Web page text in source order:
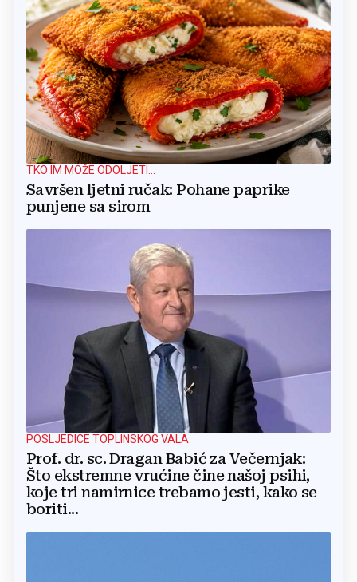
TKO IM MOŽE ODOLJETI...
Savršen ljetni ručak: Pohane paprike
punjene sa sirom
POSLJEDICE TOPLINSKOG VALA
Prof. dr. sc. Dragan Babić za Večernjak:
Što ekstremne vrućine čine našoj psihi,
koje tri namirnice trebamo jesti, kako se
boriti...